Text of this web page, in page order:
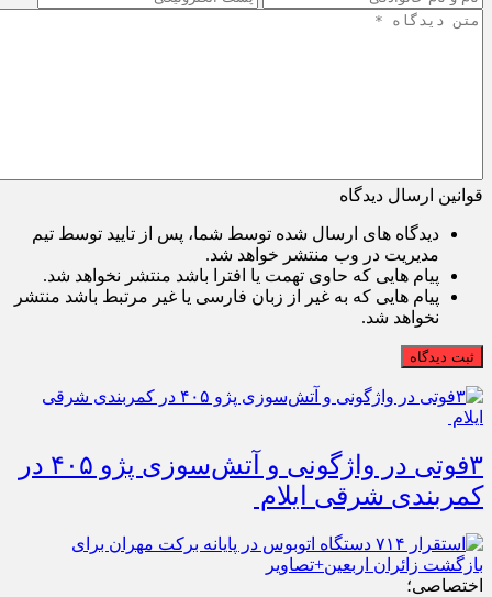
قوانین ارسال دیدگاه
دیدگاه های ارسال شده توسط شما، پس از تایید توسط تیم
مدیریت در وب منتشر خواهد شد.
پیام هایی که حاوی تهمت یا افترا باشد منتشر نخواهد شد.
پیام هایی که به غیر از زبان فارسی یا غیر مرتبط باشد منتشر
نخواهد شد.
ثبت دیدگاه
۳فوتی در واژگونی و آتش‌سوزی پژو ۴۰۵ در
کمربندی شرقی ایلام
اختصاصی؛